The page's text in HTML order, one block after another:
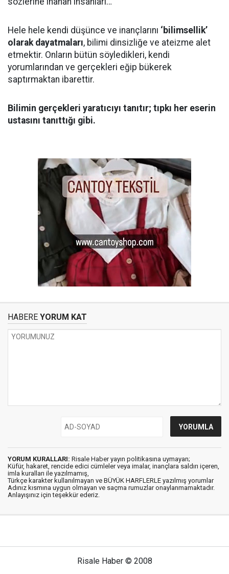
Hele hele kendi düşünce ve inançlarını ‘bilimsellik’
olarak dayatmaları, bilimi dinsizliğe ve ateizme alet
etmektir. Onların bütün söyledikleri, kendi
yorumlarından ve gerçekleri eğip bükerek
saptırmaktan ibarettir.
Bilimin gerçekleri yaratıcıyı tanıtır; tıpkı her eserin
ustasını tanıttığı gibi.
HABERE YORUM KAT
YORUM KURALLARI: Risale Haber yayın politikasına uymayan;
Küfür, hakaret, rencide edici cümleler veya imalar, inançlara saldırı içeren,
imla kuralları ile yazılmamış,
Türkçe karakter kullanılmayan ve BÜYÜK HARFLERLE yazılmış yorumlar
Adınız kısmına uygun olmayan ve saçma rumuzlar onaylanmamaktadır.
Anlayışınız için teşekkür ederiz.
Risale Haber © 2008